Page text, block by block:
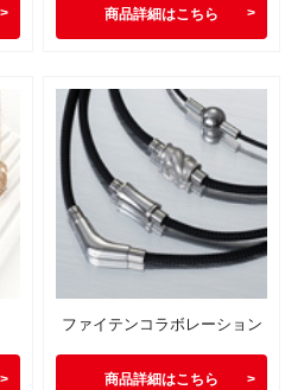
商品詳細はこちら
ファイテンコラボレーション
商品詳細はこちら